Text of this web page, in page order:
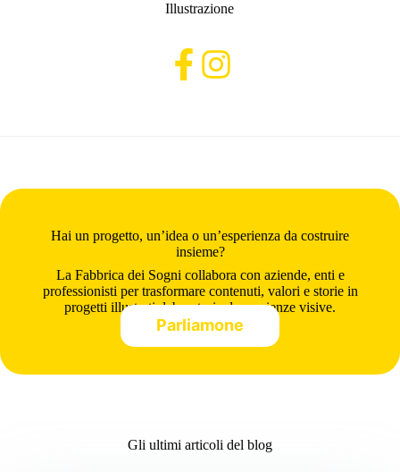
Illustrazione
Hai un progetto, un’idea o un’esperienza da costruire
insieme?
La Fabbrica dei Sogni collabora con aziende, enti e
professionisti per trasformare contenuti, valori e storie in
progetti illustrati, laboratori ed esperienze visive.
Parliamone
Gli ultimi articoli del blog